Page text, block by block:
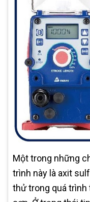
Một trong những
trình này là axit
thử trong quá